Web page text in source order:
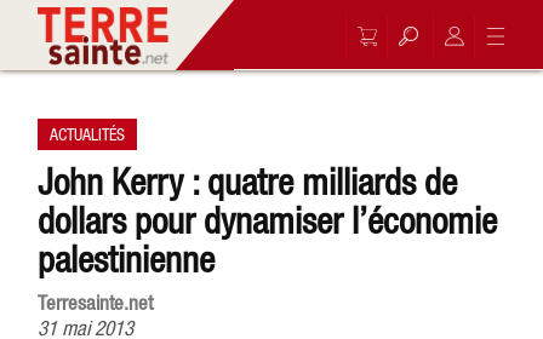
ACTUALITÉS
John Kerry : quatre milliards de
dollars pour dynamiser l’économie
palestinienne
Terresainte.net
31 mai 2013